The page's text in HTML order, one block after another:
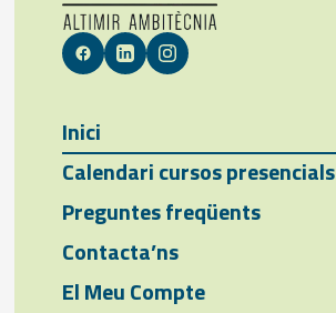
Inici
Calendari cursos presencials
Preguntes freqüents
Contacta’ns
El Meu Compte